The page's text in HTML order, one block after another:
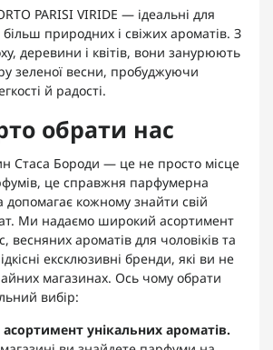
PARISI VIRIDE — ідеальні для
природних і свіжих ароматів. З
деревини і квітів, вони занурюють
зеленої весни, пробуджуючи
й радості.
обрати нас
Стаса Бороди — це не просто місце
це справжня парфумерна
допомагає кожному знайти свій
Ми надаємо широкий асортимент
весняних ароматів для чоловіків та
ексклюзивні бренди, які ви не
магазинах. Ось чому обрати
вибір:
унікальних ароматів.